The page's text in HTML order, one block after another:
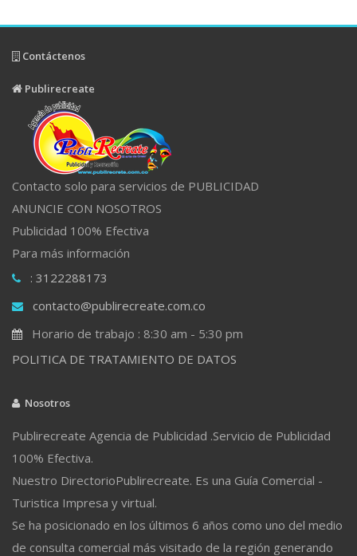
Contáctenos
Publirecreate
Contacto solo para servicios de PUBLICIDAD
ANUNCIE CON NOSOTROS
Publicidad 100% Efectiva
Para más información
: 3122288173
contacto@publirecreate.com.co
Horario de trabajo : 8:30 am - 5:30 pm
POLITICA DE TRATAMIENTO DE DATOS
Nosotros
Publirecreate Agencia de Publicidad .Servicio de Publicidad
100% Efectiva.
Nuestro DirectorioPublirecreate. Es una Guía Comercial -
Turistica Impresa y virtual.
Se ha posicionado en los últimos 6 años como uno del medio
de consulta comercial más visitado de la región generando